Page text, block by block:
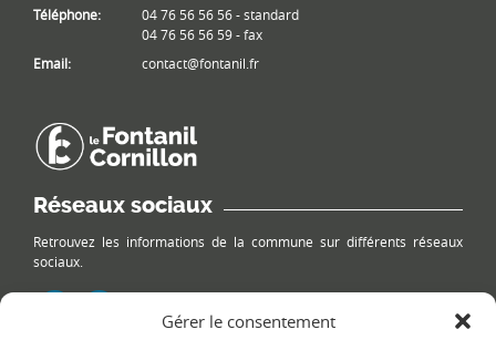
Gérer le consentement
Téléphone:
04 76 56 56 56 - standard
04 76 56 56 59 - fax
Email:
contact@fontanil.fr
Réseaux sociaux
Retrouvez les informations de la commune sur différents réseaux
sociaux.